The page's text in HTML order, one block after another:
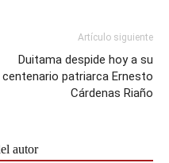
Artículo siguiente
Duitama despide hoy a su
centenario patriarca Ernesto
Cárdenas Riaño
autor